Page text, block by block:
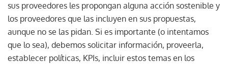
sus proveedores les propongan alguna acción sostenible y
los proveedores que las incluyen en sus propuestas,
aunque no se las pidan. Si es importante (o intentamos
que lo sea), debemos solicitar información, proveerla,
establecer políticas, KPIs, incluir estos temas en los